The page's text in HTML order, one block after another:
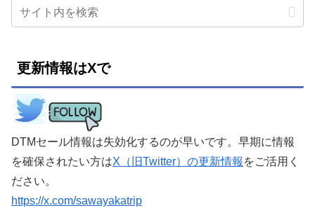
更新情報はXで
DTMセール情報は失効化するのが早いです。早期に情報
を確保されたい方はX（旧Twitter）の更新情報 をご活用く
ださい。
https://x.com/sawayakatrip